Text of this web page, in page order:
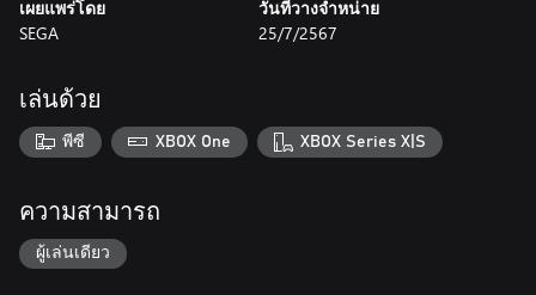
เผยแพร่โดย
SEGA
วันที่วางจำหน่าย
25/7/2567
เล่นด้วย
พีซี XBOX One XBOX Series X|S
ความสามารถ
ผู้เล่นเดียว